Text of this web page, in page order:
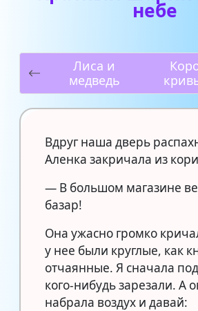
небе
Лиса и
медведь
Вдруг наша дверь
Аленка закричала из
— В большом магазине
базар!
Она ужасно громко
у нее были круглые, как
отчаянные. Я сначала
кого-нибудь зарезали. А
набрала воздух и давай: